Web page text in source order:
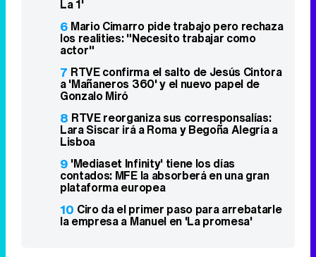
La 1'
6 Mario Cimarro pide trabajo pero rechaza
los realities: "Necesito trabajar como
actor"
7 RTVE confirma el salto de Jesús Cintora
a 'Mañaneros 360' y el nuevo papel de
Gonzalo Miró
8 RTVE reorganiza sus corresponsalías:
Lara Siscar irá a Roma y Begoña Alegría a
Lisboa
9 'Mediaset Infinity' tiene los días
contados: MFE la absorberá en una gran
plataforma europea
10 Ciro da el primer paso para arrebatarle
la empresa a Manuel en 'La promesa'